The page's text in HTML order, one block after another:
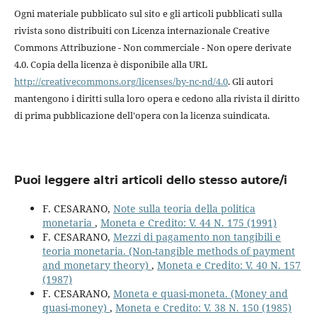
Ogni materiale pubblicato sul sito e gli articoli pubblicati sulla
rivista sono distribuiti con Licenza internazionale Creative
Commons Attribuzione - Non commerciale - Non opere derivate
4.0. Copia della licenza è disponibile alla URL
http://creativecommons.org/licenses/by-nc-nd/4.0. Gli autori
mantengono i diritti sulla loro opera e cedono alla rivista il diritto
di prima pubblicazione dell'opera con la licenza suindicata.
Puoi leggere altri articoli dello stesso autore/i
F. CESARANO, Note sulla teoria della politica
monetaria , Moneta e Credito: V. 44 N. 175 (1991)
F. CESARANO, Mezzi di pagamento non tangibili e
teoria monetaria. (Non-tangible methods of payment
and monetary theory) , Moneta e Credito: V. 40 N. 157
(1987)
F. CESARANO, Moneta e quasi-moneta. (Money and
quasi-money) , Moneta e Credito: V. 38 N. 150 (1985)